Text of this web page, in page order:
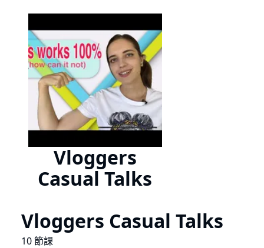
Vloggers
Casual Talks
Vloggers Casual Talks
10 節課